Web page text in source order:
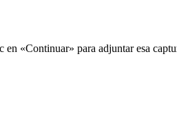
«Continuar» para adjuntar esa